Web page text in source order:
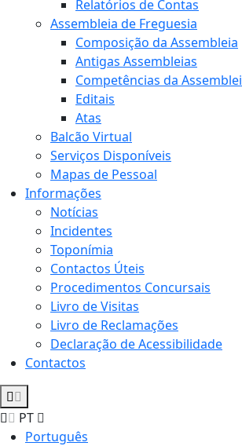
Relatórios de Contas
Assembleia de Freguesia
Composição da Assembleia
Antigas Assembleias
Competências da
Editais
Atas
Balcão Virtual
Serviços Disponíveis
Mapas de Pessoal
Informações
Notícias
Incidentes
Toponímia
Contactos Úteis
Procedimentos Concursais
Livro de Visitas
Livro de Reclamações
Declaração de Acessibilidade
Contactos
PT
Português